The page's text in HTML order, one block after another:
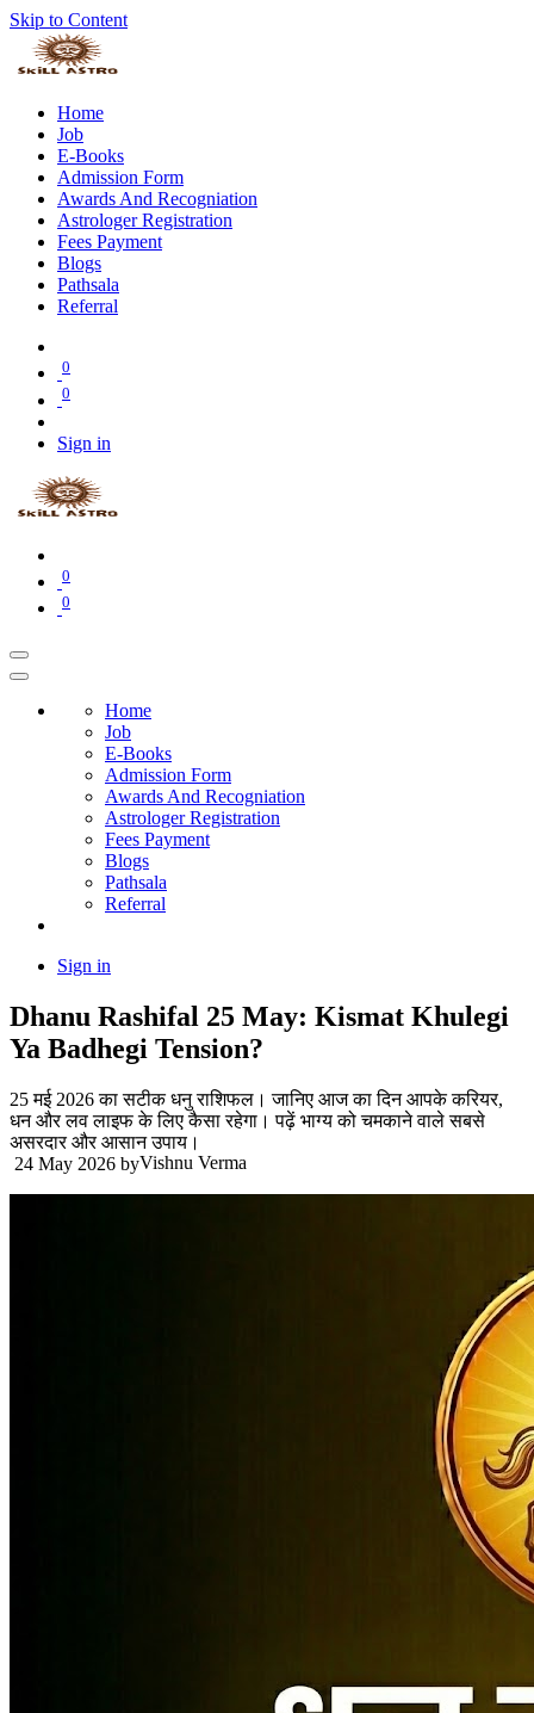
Skip to Content
Home
Job
E-Books
Admission Form
Awards And Recogniation
Astrologer Registration
Fees Payment
Blogs
Pathsala
Referral
0
0
Sign in
0
0
Home
Job
E-Books
Admission Form
Awards And Recogniation
Astrologer Registration
Fees Payment
Blogs
Pathsala
Referral
Sign in
Dhanu Rashifal 25 May: Kismat Khulegi
Ya Badhegi Tension?
25 मई 2026 का सटीक धनु राशिफल। जानिए आज का दिन आपके करियर,
धन और लव लाइफ के लिए कैसा रहेगा। पढ़ें भाग्य को चमकाने वाले सबसे
असरदार और आसान उपाय।
24 May 2026 byVishnu Verma